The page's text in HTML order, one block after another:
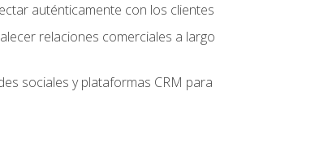
auténticamente con los clientes
relaciones comerciales a largo
sociales y plataformas CRM para